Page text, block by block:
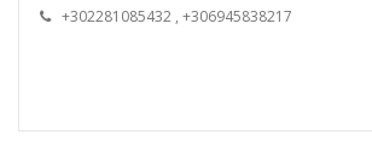
+302281085432 , +306945838217